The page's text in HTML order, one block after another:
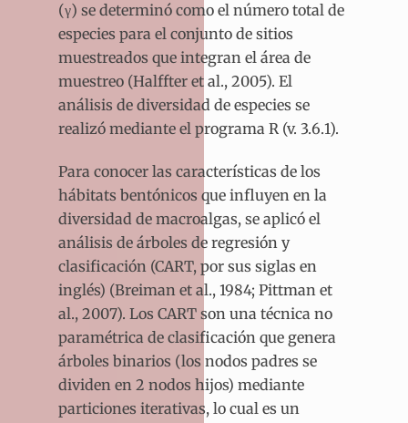
(γ) se determinó como el número total de
especies para el conjunto de sitios
muestreados que integran el área de
muestreo (Halffter et al., 2005). El
análisis de diversidad de especies se
realizó mediante el programa R (v. 3.6.1).
Para conocer las características de los
hábitats bentónicos que influyen en la
diversidad de macroalgas, se aplicó el
análisis de árboles de regresión y
clasificación (CART, por sus siglas en
inglés) (Breiman et al., 1984; Pittman et
al., 2007). Los CART son una técnica no
paramétrica de clasificación que genera
árboles binarios (los nodos padres se
dividen en 2 nodos hijos) mediante
particiones iterativas, lo cual es un